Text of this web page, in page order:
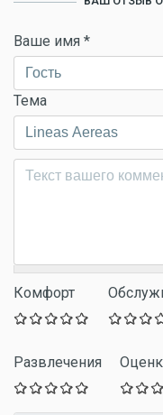
Ваше имя *
Тема
Комментарий*
Комфорт
Развлечения